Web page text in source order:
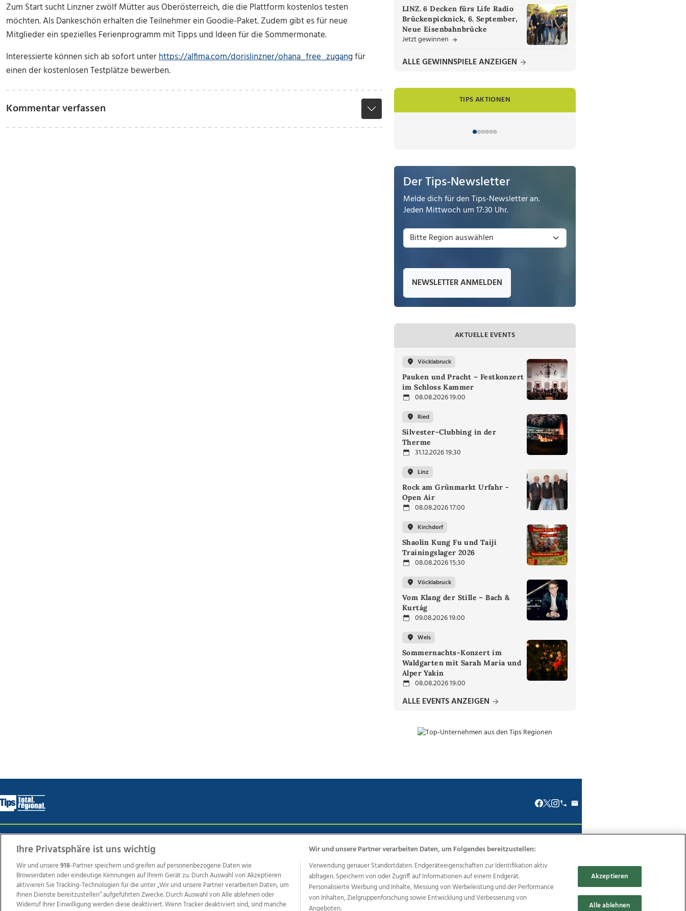
Zum Start sucht Linzner zwölf Mütter aus Oberösterreich, die die Plattform kostenlos testen
möchten. Als Dankeschön erhalten die Teilnehmer ein Goodie-Paket. Zudem gibt es für neue
Mitglieder ein spezielles Ferienprogramm mit Tipps und Ideen für die Sommermonate.
Interessierte können sich ab sofort unterhttps://alfima.com/dorislinzner/ohana_free_zugangfür
einen der kostenlosen Testplätze bewerben.
Kommentar verfassen
LINZ. 6 Decken fürs Life Radio
Brückenpicknick, 6. September,
Neue Eisenbahnbrücke
Jetzt gewinnen
ALLE GEWINNSPIELE ANZEIGEN
TIPS AKTIONEN
Der Tips-Newsletter
Melde dich für den Tips-Newsletter an.
Jeden Mittwoch um 17:30 Uhr.
NEWSLETTER ANMELDEN
AKTUELLE EVENTS
Vöcklabruck
Pauken und Pracht – Festkonzert
im Schloss Kammer
08.08.2026 19:00
Ried
Silvester-Clubbing in der
Therme
31.12.2026 19:30
Linz
Rock am Grünmarkt Urfahr -
Open Air
08.08.2026 17:00
Kirchdorf
Shaolin Kung Fu und Taiji
Trainingslager 2026
08.08.2026 15:30
Vöcklabruck
Vom Klang der Stille – Bach &
Kurtág
09.08.2026 19:00
Wels
Sommernachts-Konzert im
Waldgarten mit Sarah Maria und
Alper Yakin
08.08.2026 19:00
ALLE EVENTS ANZEIGEN
Wir über uns Mediadaten Kontakt AGB Anzeigekunden AGB Website Ehrenkodex Politische Werbung
Weitere Angebote des Medienhauses Wimmer
TV1 di-mog-i.at OÖNow Ischler Woche Life Radio OÖNachrichten OÖN Immobilien OÖN Karriere OÖN Reise
Promenaden Galerien
Ihre Privatsphäre ist uns wichtig
Wir und unsere918-Partner speichern und greifen auf personenbezogene Daten wie
Browserdaten oder eindeutige Kennungen auf Ihrem Gerät zu. Durch Auswahl von Akzeptieren
aktivieren Sie Tracking-Technologien für die unter „Wir und unsere Partner verarbeiten Daten, um
Ihnen Dienste bereitzustellen“ aufgeführten Zwecke. Durch Auswahl von Alle ablehnen oder
Widerruf Ihrer Einwilligung werden diese deaktiviert. Wenn Tracker deaktiviert sind, sind manche
Wir und unsere Partner verarbeiten Daten, um Folgendes bereitzustellen:
Verwendung genauer Standortdaten. Endgeräteeigenschaften zur Identifikation aktiv
abfragen. Speichern von oder Zugriff auf Informationen auf einem Endgerät.
Personalisierte Werbung und Inhalte, Messung von Werbeleistung und der Performance
von Inhalten, Zielgruppenforschung sowie Entwicklung und Verbesserung von
Angeboten.
Akzeptieren
Alle ablehnen